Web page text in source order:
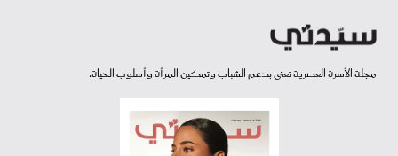
مجلة الأسرة العصرية تعنى بدعم الشباب وتمكين المرأة وأسلوب الحياة.